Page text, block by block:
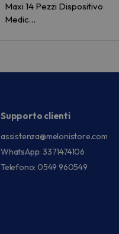
Maxi 14 Pezzi Dispositivo
Medic…
Supporto clienti
assistenza@melonistore.com
WhatsApp: 3371474106
Telefono: 0549 960549